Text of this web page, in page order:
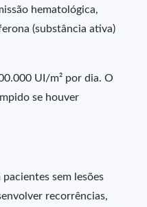
hematológica,
(substância ativa)
UI/m² por dia. O
se houver
sem lesões
recorrências,